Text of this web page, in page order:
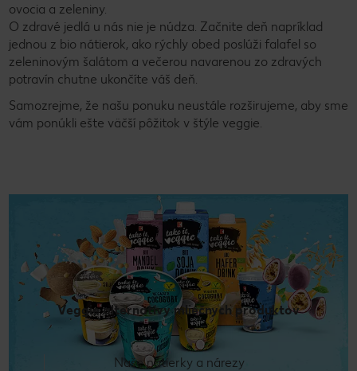
ovocia a zeleniny.
O zdravé jedlá u nás nie je núdza. Začnite deň napríklad
jednou z bio nátierok, ako rýchly obed poslúži falafel so
zeleninovým šalátom a večerou navarenou zo zdravých
potravín chutne ukončíte váš deň.
Samozrejme, že našu ponuku neustále rozširujeme, aby sme
vám ponúkli ešte väčší pôžitok v štýle veggie.
Veggie alternatívy mliečnych produktov
Naše nátierky a nárezy